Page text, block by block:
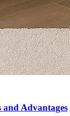
Advantages